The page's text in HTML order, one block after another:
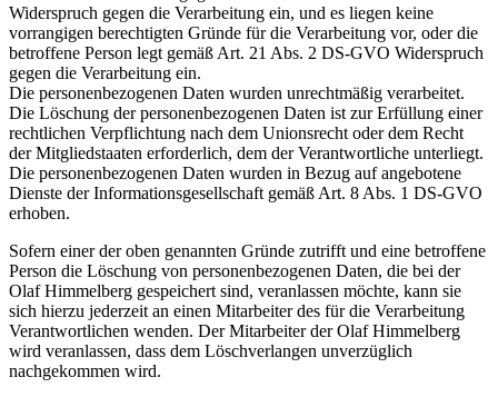
Widerspruch gegen die Verarbeitung ein, und es liegen keine
vorrangigen berechtigten Gründe für die Verarbeitung vor, oder die
betroffene Person legt gemäß Art. 21 Abs. 2 DS-GVO Widerspruch
gegen die Verarbeitung ein.
Die personenbezogenen Daten wurden unrechtmäßig verarbeitet.
Die Löschung der personenbezogenen Daten ist zur Erfüllung einer
rechtlichen Verpflichtung nach dem Unionsrecht oder dem Recht
der Mitgliedstaaten erforderlich, dem der Verantwortliche unterliegt.
Die personenbezogenen Daten wurden in Bezug auf angebotene
Dienste der Informationsgesellschaft gemäß Art. 8 Abs. 1 DS-GVO
erhoben.
Sofern einer der oben genannten Gründe zutrifft und eine betroffene
Person die Löschung von personenbezogenen Daten, die bei der
Olaf Himmelberg gespeichert sind, veranlassen möchte, kann sie
sich hierzu jederzeit an einen Mitarbeiter des für die Verarbeitung
Verantwortlichen wenden. Der Mitarbeiter der Olaf Himmelberg
wird veranlassen, dass dem Löschverlangen unverzüglich
nachgekommen wird.